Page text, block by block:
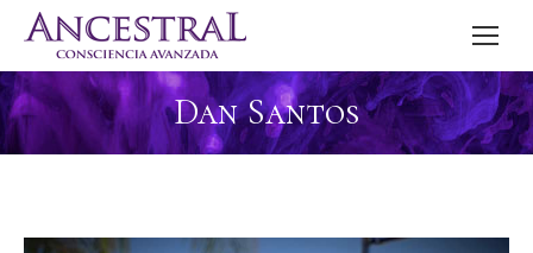
Dan Santos